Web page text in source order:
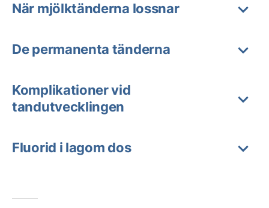
När mjölktänderna lossnar
De permanenta tänderna
Komplikationer vid
tandutvecklingen
Fluorid i lagom dos